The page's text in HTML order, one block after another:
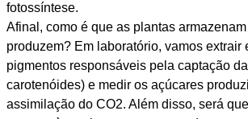
fotossíntese.
Afinal, como é que as plantas
produzem? Em laboratório, vamos extrair
pigmentos responsáveis pela captação
carotenóides) e medir os açúcares
assimilação do CO2. Além disso, será